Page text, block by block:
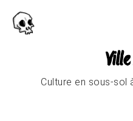
Culture en sous-sol